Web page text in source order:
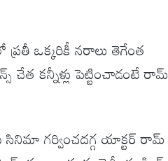
ప్రతీ ఒక్కరికీ నరాలు తెగేంత
కన్నీళ్లు పెట్టించాడంటే రామ్
సినిమా గర్వించదగ్గ యాక్టర్ రామ్